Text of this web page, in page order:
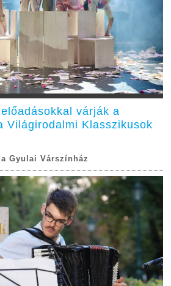
várják a
Világirodalmi Klasszikusok
Gyulai Várszínház